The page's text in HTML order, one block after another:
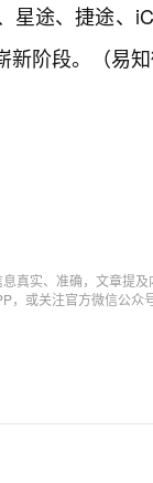
星途、捷途、
新阶段。（易
真实、准确，文章提
，或关注官方微信公